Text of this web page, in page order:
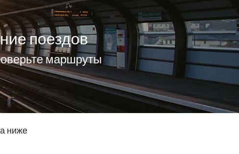
поездов
маршруты
ниже